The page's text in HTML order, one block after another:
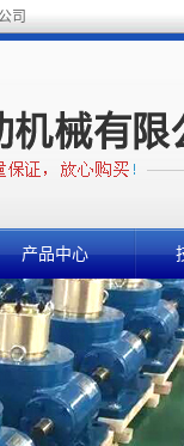
司
产品中心